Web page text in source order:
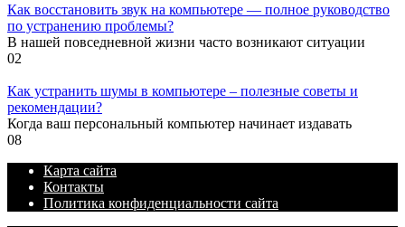
Как восстановить звук на компьютере — полное руководство
по устранению проблемы?
В нашей повседневной жизни часто возникают ситуации
02
Как устранить шумы в компьютере – полезные советы и
рекомендации?
Когда ваш персональный компьютер начинает издавать
08
Карта сайта
Контакты
Политика конфиденциальности сайта